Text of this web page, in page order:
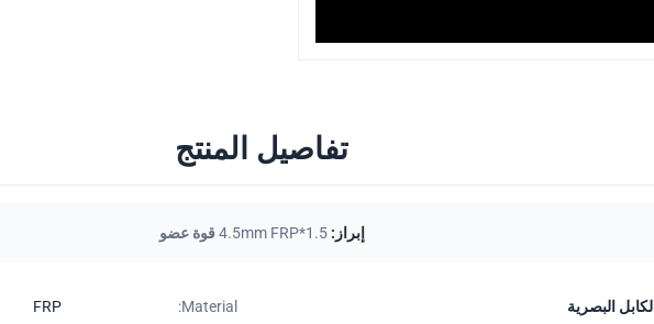
تفاصيل المنتج
إبراز: 1.5*4.5mm FRP قوة عضو
Material:
FRP